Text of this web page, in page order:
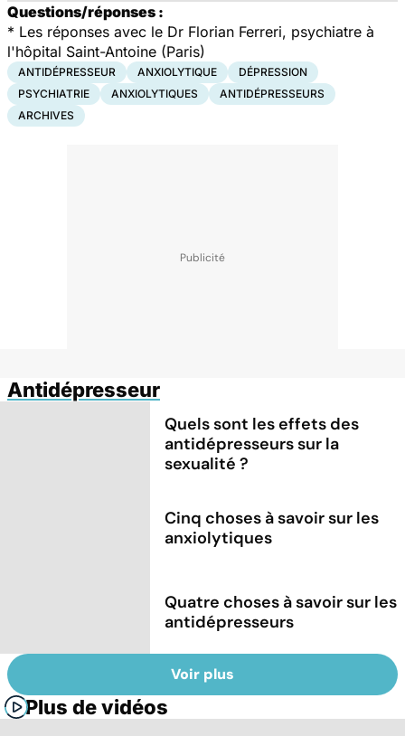
Questions/réponses :
* Les réponses avec le Dr Florian Ferreri, psychiatre à
l'hôpital Saint-Antoine (Paris)
ANTIDÉPRESSEUR ANXIOLYTIQUE
DÉPRESSION
PSYCHIATRIE
ANXIOLYTIQUES
ANTIDÉPRESSEURS
ARCHIVES
Antidépresseur
Quels sont les effets des
antidépresseurs sur la
sexualité ?
Cinq choses à savoir sur les
anxiolytiques
Quatre choses à savoir sur les
antidépresseurs
Voir plus
Plus de vidéos